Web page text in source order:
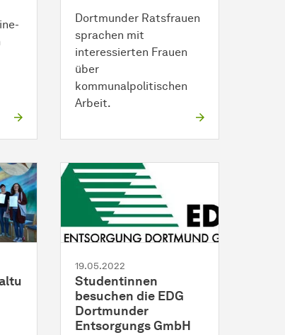
Dortmunder Ratsfrauen
sprachen mit
interessierten Frauen
über
kommunalpolitischen
Arbeit.
19.05.2022
Studentinnen
besuchen die EDG
Dortmunder
Entsorgungs GmbH